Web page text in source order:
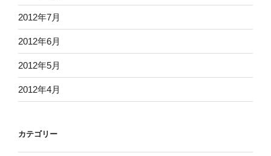
2012年7月
2012年6月
2012年5月
2012年4月
カテゴリー